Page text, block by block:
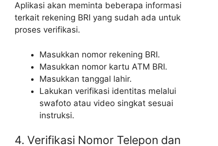
Aplikasi akan meminta beberapa informasi
terkait rekening BRI yang sudah ada untuk
proses verifikasi.
Masukkan nomor rekening BRI.
Masukkan nomor kartu ATM BRI.
Masukkan tanggal lahir.
Lakukan verifikasi identitas melalui
swafoto atau video singkat sesuai
instruksi.
4. Verifikasi Nomor Telepon dan